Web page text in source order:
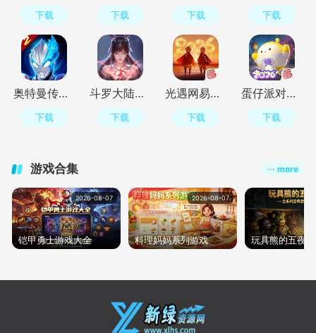
下载 下载 下载 下载
奥特曼传奇英雄2官方正版v3.2.0 最新版
下载
斗罗大陆魂师对决官服v2.41.2 最新版
下载
光遇网易版v0.16.1 最新版本
下载
蛋仔派对最新版v1.0.287 网易官方版
下载
游戏合集 ··· more
铠甲勇士游戏大全
2026-08-07
料理妈妈系列游戏
2026-08-07